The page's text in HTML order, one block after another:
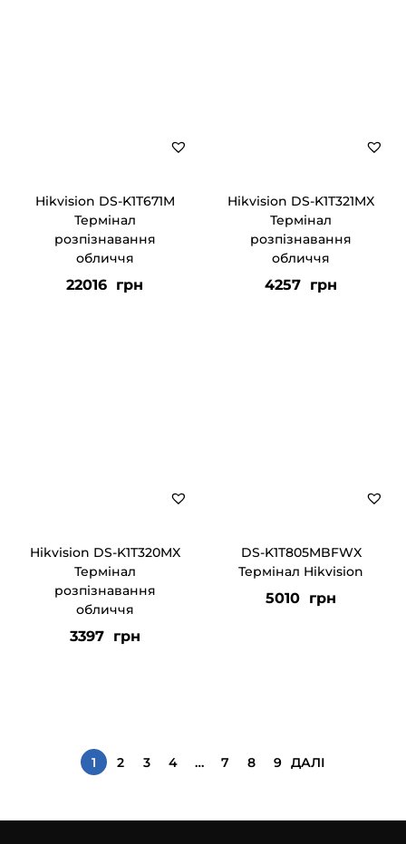
Hikvision DS-K1T671M
Термінал
розпізнавання
обличчя
22016 грн
Hikvision DS-K1T321MX
Термінал
розпізнавання
обличчя
4257 грн
Hikvision DS-K1T320MX
Термінал
розпізнавання
обличчя
3397 грн
DS-K1T805MBFWX
Термінал Hikvision
5010 грн
1 2 3 4 … 7 8 9 ДАЛІ